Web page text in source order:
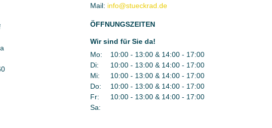
Mail:
ÖFFNUNGSZEITEN
Wir sind für Sie da!
Mo:
10:00 - 13:00 & 14:00 - 17:00
Di:
10:00 - 13:00 & 14:00 - 17:00
Mi:
10:00 - 13:00 & 14:00 - 17:00
Do:
10:00 - 13:00 & 14:00 - 17:00
Fr:
10:00 - 13:00 & 14:00 - 17:00
Sa: